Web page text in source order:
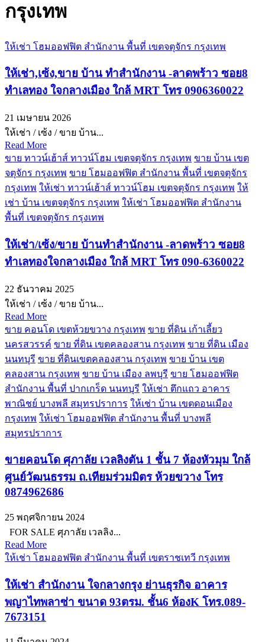
กรุงเทพ
ให้เช่า โฮมออฟฟิต สำนักงาน พื้นที่ เขตจตุจักร กรุงเทพ
ให้เช่า,เซ้ง,ขาย บ้าน ทำสำนักงาน -ลาดพร้าว ซอย8
ทำเลทอง ใจกลางเมือง ใกล้ MRT โทร 0906360022
21 เมษายน 2026
ให้เช่า / เซ้ง / ขาย บ้าน...
Read More
ขาย ทาวน์เฮ้าส์ ทาวน์โฮม เขตจตุจักร กรุงเทพ ขาย บ้าน เขต
จตุจักร กรุงเทพ ขาย โฮมออฟฟิต สำนักงาน พื้นที่ เขตจตุจักร
กรุงเทพ ให้เช่า ทาวน์เฮ้าส์ ทาวน์โฮม เขตจตุจักร กรุงเทพ ให้
เช่า บ้าน เขตจตุจักร กรุงเทพ ให้เช่า โฮมออฟฟิต สำนักงาน
พื้นที่ เขตจตุจักร กรุงเทพ
ให้เช่า/เซ้ง/ขาย บ้านทำสำนักงาน -ลาดพร้าว ซอย8
ทำเลทองใจกลางเมือง ใกล้ MRT โทร 090-6360022
22 ธันวาคม 2025
ให้เช่า / เซ้ง / ขาย บ้าน...
Read More
ขาย คอนโด เขตห้วยขวาง กรุงเทพ ขาย ที่ดิน เก้าเลี้ยว
นครสวรรค์ ขาย ที่ดิน เขตคลองสาน กรุงเทพ ขาย ที่ดิน เมือง
นนทบุรี ขาย ที่ดินเขตคลองสาน กรุงเทพ ขาย บ้าน เขต
คลองสาน กรุงเทพ ขาย บ้าน เมือง ลพบุรี ขาย โฮมออฟฟิต
สำนักงาน พื้นที่ ปากเกร็ด นนทบุรี ให้เช่า ตึกแถว อาคาร
พาณิชย์ บางพลี สมุทรปราการ ให้เช่า บ้าน เขตดอนเมือง
กรุงเทพ ให้เช่า โฮมออฟฟิต สำนักงาน พื้นที่ บางพลี
สมุทรปราการ
ขายคอนโด ศุภาลัย เวลลิงตัน 1 ชั้น 7 ห้องหัวมุม ใกล้
ศูนย์วัฒนธรรม ถ.เทียมร่วมมิตร ห้วยขวาง โทร
0874962686
25 พฤศจิกายน 2024
FOR SALE ศุภาลัย เวลลิง...
Read More
ให้เช่า โฮมออฟฟิต สำนักงาน พื้นที่ เขตราชเทวี กรุงเทพ
ให้เช่า สำนักงาน ใจกลางกรุง ย่านธุรกิจ อาคาร
พญาไทพลาซ่า ขนาด 93ตรม. ชั้น6 ห้องK โทร.089-
7673151